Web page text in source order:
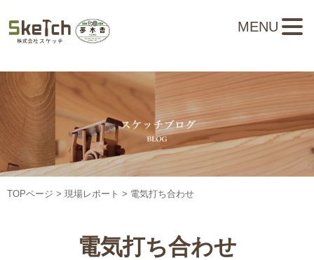
TOPページ > 現場レポート > 電気打ち合わせ
電気打ち合わせ
MENU